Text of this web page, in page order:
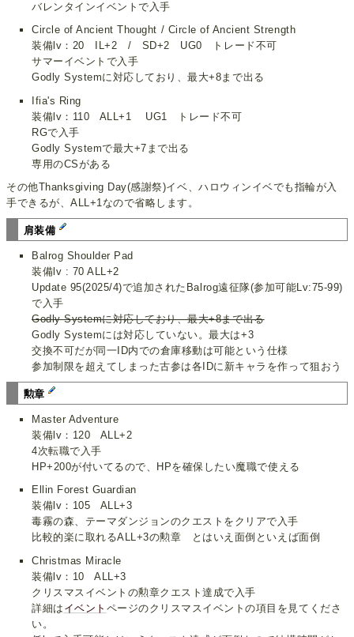
バレンタインイベントで入手
Circle of Ancient Thought / Circle of Ancient Strength
装備lv：20 IL+2 / SD+2 UG0 トレード不可
サマーイベントで入手
Godly Systemに対応しており、最大+8まで出る
Ifia's Ring
装備lv：110 ALL+1 UG1 トレード不可
RGで入手
Godly Systemで最大+7まで出る
専用のCSがある
その他Thanksgiving Day(感謝祭)イベ、ハロウィンイベでも指輪が入
手できるが、ALL+1なので省略します。
肩装備
Balrog Shoulder Pad
装備lv : 70 ALL+2
Update 95(2025/4)で追加されたBalrog遠征隊(参加可能Lv:75-99)
で入手
Godly Systemに対応しており、最大+8まで出る
Godly Systemには対応していない。最大は+3
交換不可だが同一ID内での倉庫移動は可能という仕様
参加制限を超えてしまった古参は各IDに新キャラを作って狙おう
勲章
Master Adventure
装備lv：120 ALL+2
4次転職で入手
HP+200が付いてるので、HPを確保したい魔職で使える
Ellin Forest Guardian
装備lv：105 ALL+3
毒霧の森、テーマダンジョンのクエストをクリアで入手
比較的楽に取れるALL+3の勲章 とはいえ面倒といえば面倒
Christmas Miracle
装備lv：10 ALL+3
クリスマスイベントの勲章クエスト達成で入手
詳細は イベント ページのクリスマスイベントの項目を見てくださ
い。